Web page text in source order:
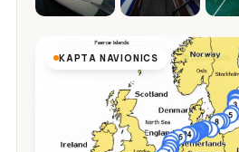
КАРТА NAVIONICS